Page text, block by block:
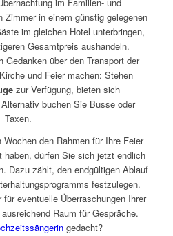
Zimmer in einem günstig gelegenen
im gleichen Hotel unterbringen,
Gesamtpreis aushandeln.
über den Transport der
und Feier machen: Stehen
zur Verfügung, bieten sich
buchen Sie Busse oder
Taxen.
den Rahmen für Ihre Feier
haben, dürfen Sie sich jetzt endlich
Dazu zählt, den endgültigen Ablauf
festzulegen.
eventuelle Überraschungen Ihrer
Raum für Gespräche.
gedacht?